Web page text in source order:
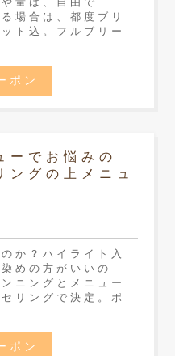
場合は、都度ブリ
ト込。フルブリー
ポン
ーでお悩みの
グの上メニュ
か？ハイライト入
めの方がいいの
ニングとメニュー
リングで決定。ポ
ポン